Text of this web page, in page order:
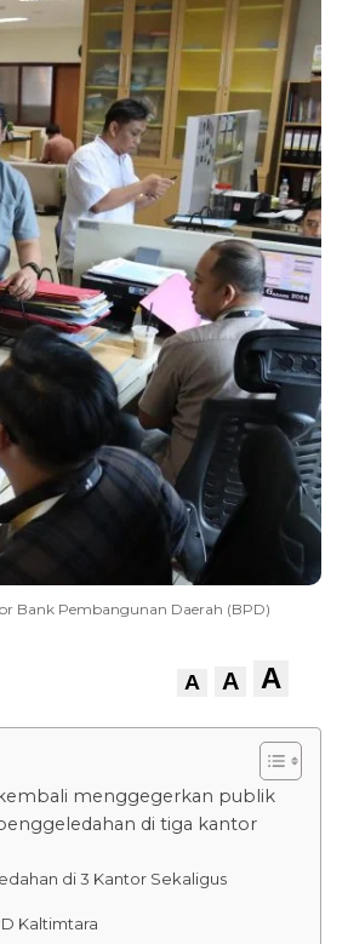
Bank Pembangunan Daerah (BPD)
A A A
menggegerkan publik
di tiga kantor
di 3 Kantor Sekaligus
Kaltimtara